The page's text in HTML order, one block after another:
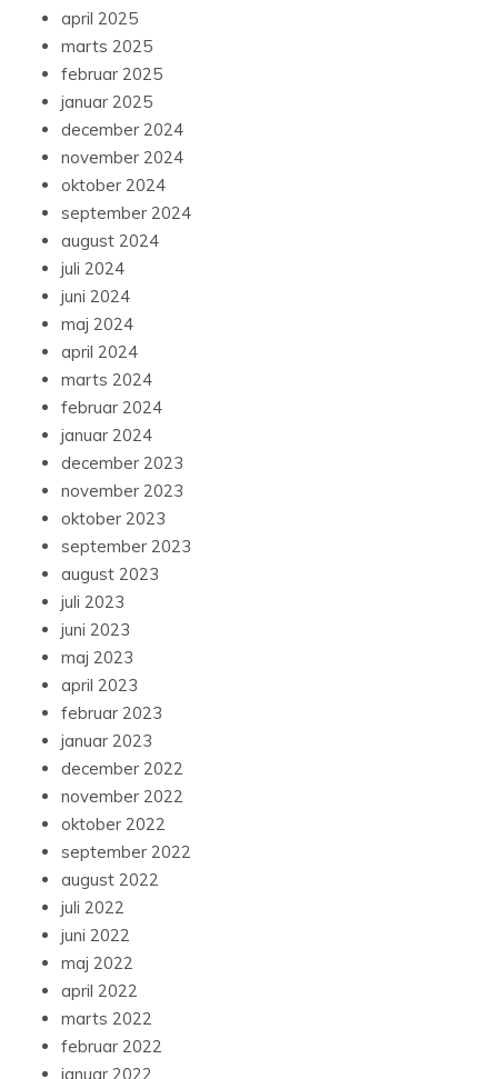
april 2025
marts 2025
februar 2025
januar 2025
december 2024
november 2024
oktober 2024
september 2024
august 2024
juli 2024
juni 2024
maj 2024
april 2024
marts 2024
februar 2024
januar 2024
december 2023
november 2023
oktober 2023
september 2023
august 2023
juli 2023
juni 2023
maj 2023
april 2023
februar 2023
januar 2023
december 2022
november 2022
oktober 2022
september 2022
august 2022
juli 2022
juni 2022
maj 2022
april 2022
marts 2022
februar 2022
januar 2022